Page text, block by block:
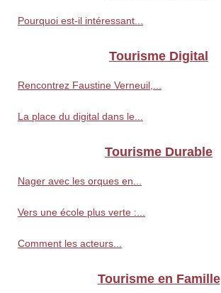
Pourquoi est-il intéressant...
Tourisme Digital
Rencontrez Faustine Verneuil,...
La place du digital dans le...
Tourisme Durable
Nager avec les orques en...
Vers une école plus verte :...
Comment les acteurs...
Tourisme en Famille